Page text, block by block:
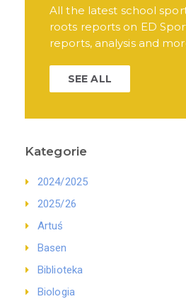
All the latest school
roots reports on ED
reports, analysis and
SEE ALL
Kategorie
2024/2025
2025/26
Artuś
Basen
Biblioteka
Biologia